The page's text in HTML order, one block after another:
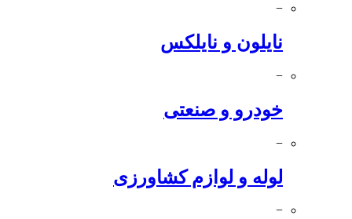
−
نایلون و نایلکس
−
خودرو و صنعتی
−
لوله و لوازم کشاورزی
−